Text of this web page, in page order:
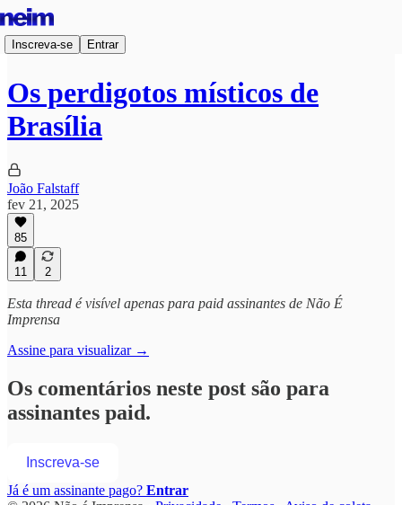
Inscreva-se Entrar
Os perdigotos místicos de
Brasília
João Falstaff
fev 21, 2025
85
11 2
Esta thread é visível apenas para paid assinantes de Não É
Imprensa
Assine para visualizar →
Os comentários neste post são para
assinantes paid.
Inscreva-se
Já é um assinante pago? Entrar